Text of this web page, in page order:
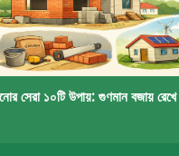
সেরা ১০টি উপায়: গুণমান বজায় রেখে